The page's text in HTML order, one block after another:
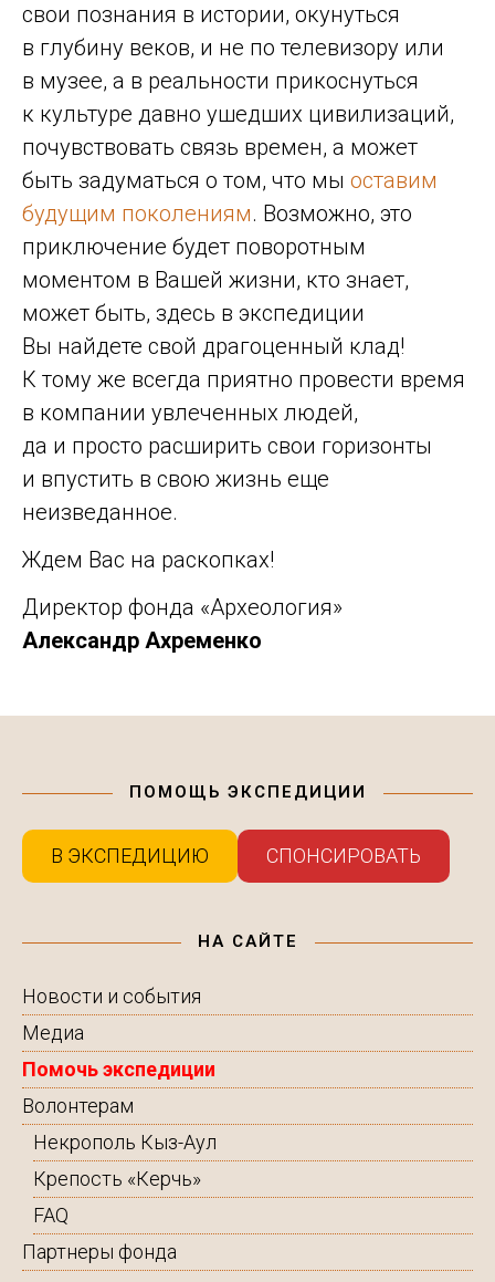
свои познания в истории, окунуться
в глубину веков, и не по телевизору или
в музее, а в реальности прикоснуться
к культуре давно ушедших цивилизаций,
почувствовать связь времен, а может
быть задуматься о том, что мы оставим
будущим поколениям. Возможно, это
приключение будет поворотным
моментом в Вашей жизни, кто знает,
может быть, здесь в экспедиции
Вы найдете свой драгоценный клад!
К тому же всегда приятно провести время
в компании увлеченных людей,
да и просто расширить свои горизонты
и впустить в свою жизнь еще
неизведанное.
Ждем Вас на раскопках!
Директор фонда «Археология»
Александр Ахременко
ПОМОЩЬ ЭКСПЕДИЦИИ
В ЭКСПЕДИЦИЮ СПОНСИРОВАТЬ
НА САЙТЕ
Новости и события
Медиа
Помочь экспедиции
Волонтерам
Некрополь Кыз-Аул
Крепость «Керчь»
FAQ
Партнеры фонда